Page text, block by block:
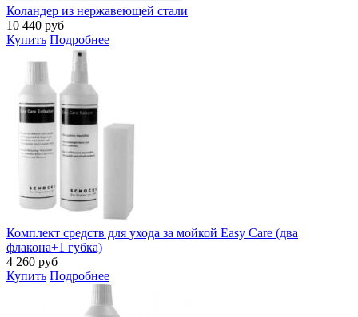
Коландер из нержавеющей стали
10 440 руб
Купить Подробнее
Комплект средств для ухода за мойкой Easy Care (два
флакона+1 губка)
4 260 руб
Купить Подробнее